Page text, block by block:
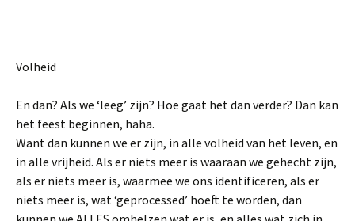
Volheid
En dan? Als we ‘leeg’ zijn? Hoe gaat het dan verder? Dan kan
het feest beginnen, haha.
Want dan kunnen we er zijn, in alle volheid van het leven, en
in alle vrijheid. Als er niets meer is waaraan we gehecht zijn,
als er niets meer is, waarmee we ons identificeren, als er
niets meer is, wat ‘geprocessed’ hoeft te worden, dan